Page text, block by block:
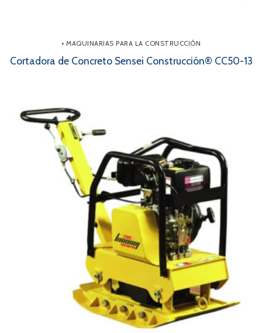
• MAQUINARIAS PARA LA CONSTRUCCIÓN
Cortadora de Concreto Sensei Construcción® CC50-13